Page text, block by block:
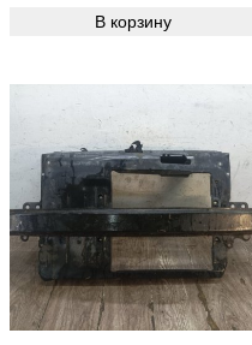
В корзину